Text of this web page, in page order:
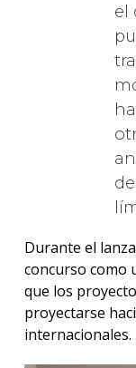
el
Durante el
concurso como
que los
proyectarse
internacionales.